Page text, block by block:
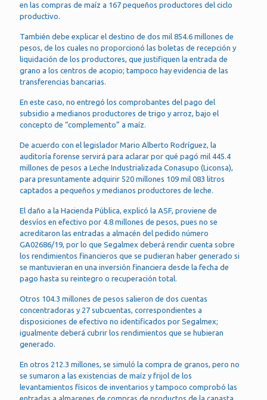
en las compras de maíz a 167 pequeños productores del ciclo
productivo.
También debe explicar el destino de dos mil 854.6 millones de
pesos, de los cuales no proporcionó las boletas de recepción y
liquidación de los productores, que justifiquen la entrada de
grano a los centros de acopio; tampoco hay evidencia de las
transferencias bancarias.
En este caso, no entregó los comprobantes del pago del
subsidio a medianos productores de trigo y arroz, bajo el
concepto de “complemento” a maíz.
De acuerdo con el legislador Mario Alberto Rodríguez, la
auditoría forense servirá para aclarar por qué pagó mil 445.4
millones de pesos a Leche Industrializada Conasupo (Liconsa),
para presuntamente adquirir 520 millones 109 mil 083 litros
captados a pequeños y medianos productores de leche.
El daño a la Hacienda Pública, explicó la ASF, proviene de
desvíos en efectivo por 4.8 millones de pesos, pues no se
acreditaron las entradas a almacén del pedido número
GA02686/19, por lo que Segalmex deberá rendir cuenta sobre
los rendimientos financieros que se pudieran haber generado si
se mantuvieran en una inversión financiera desde la fecha de
pago hasta su reintegro o recuperación total.
Otros 104.3 millones de pesos salieron de dos cuentas
concentradoras y 27 subcuentas, correspondientes a
disposiciones de efectivo no identificados por Segalmex;
igualmente deberá cubrir los rendimientos que se hubieran
generado.
En otros 212.3 millones, se simuló la compra de granos, pero no
se sumaron a las existencias de maíz y frijol de los
levantamientos físicos de inventarios y tampoco comprobó las
entradas a almacenes de compras de productos de la canasta